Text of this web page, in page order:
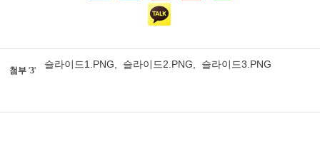
첨부 '3'
슬라이드1.PNG, 슬라이드2.PNG, 슬라이드3.PNG